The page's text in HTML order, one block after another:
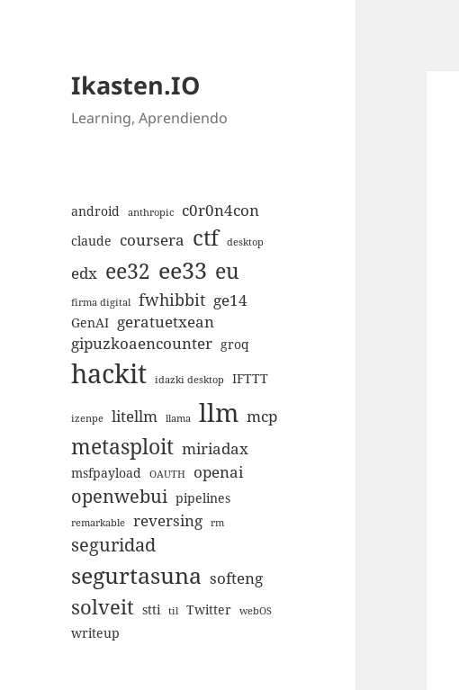
Ikasten.IO
Learning, Aprendiendo
android anthropic c0r0n4con
claude coursera ctf desktop
edx ee32 ee33 eu
firma digital fwhibbit ge14
GenAI geratuetxean
gipuzkoaencounter groq
hackit idazki desktop IFTTT
izenpe litellm llama llm mcp
metasploit miriadax
msfpayload OAUTH openai
openwebui pipelines
remarkable reversing rm
seguridad
segurtasuna softeng
solveit stti til Twitter webOS
writeup